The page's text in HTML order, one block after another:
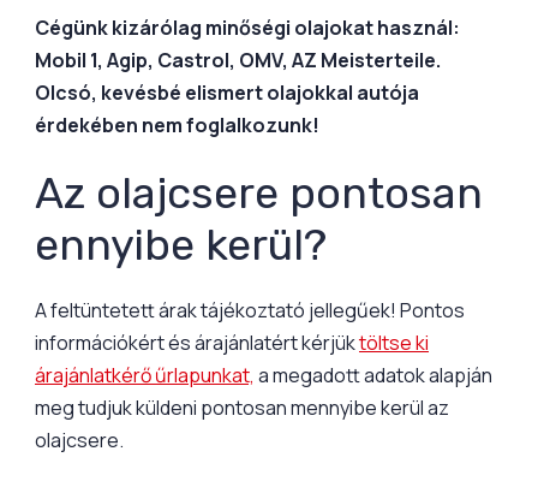
Cégünk kizárólag minőségi olajokat használ:
Mobil 1, Agip, Castrol, OMV, AZ Meisterteile.
Olcsó, kevésbé elismert olajokkal autója
érdekében nem foglalkozunk!
Az olajcsere pontosan
ennyibe kerül?
A feltüntetett árak tájékoztató jellegűek! Pontos
információkért és árajánlatért kérjüktöltse ki
árajánlatkérő űrlapunkat, a megadott adatok alapján
meg tudjuk küldeni pontosan mennyibe kerül az
olajcsere.